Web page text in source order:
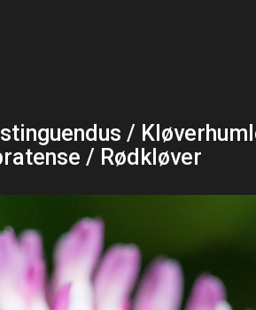
/
/ Rødkløver